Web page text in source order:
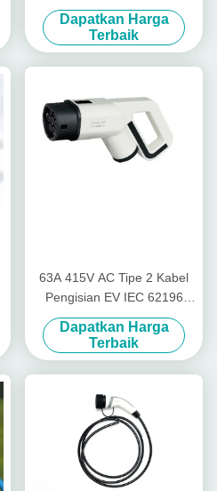
Dengan Kabel 5m
Dapatkan Harga
Terbaik
63A 415V AC Tipe 2 Kabel
Pengisian EV IEC 62196
Steker Pengisian Cepat
Dapatkan Harga
Terbaik